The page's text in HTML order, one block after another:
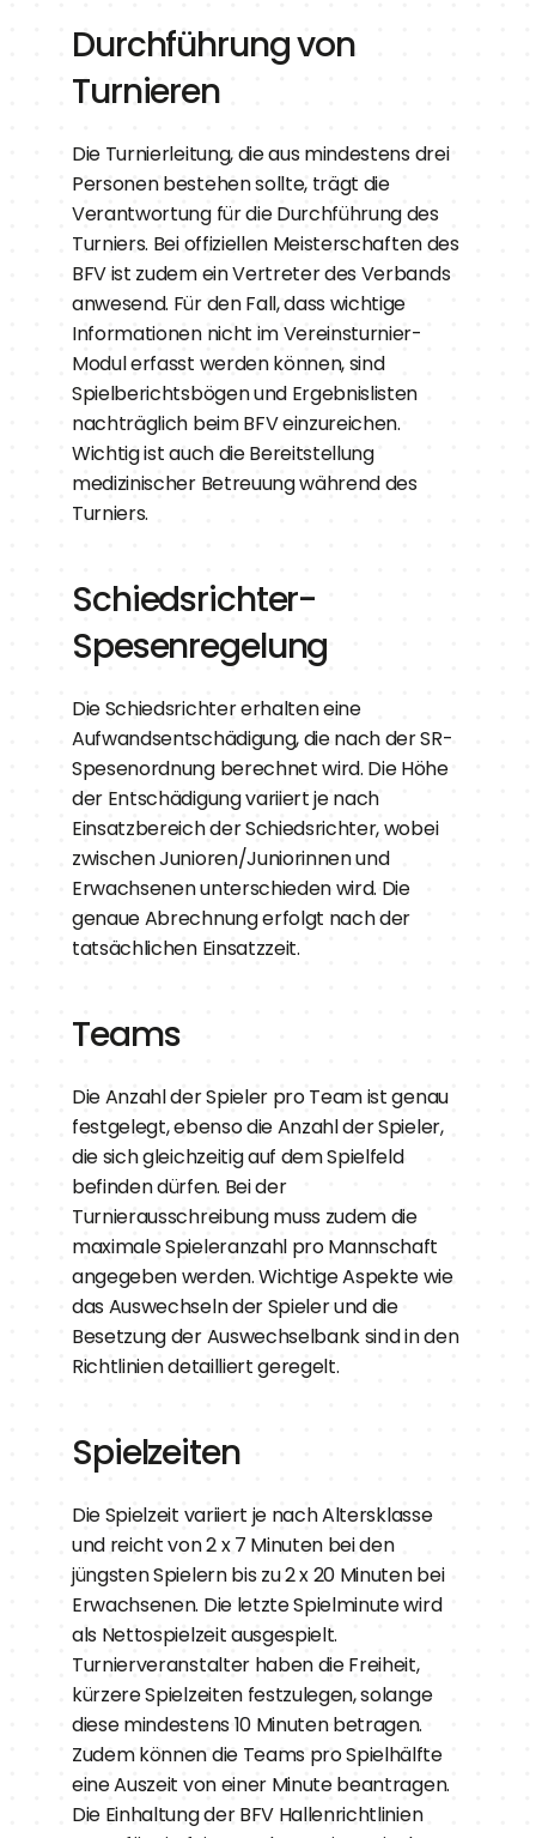
Durchführung von
Turnieren
Die Turnierleitung, die aus mindestens drei
Personen bestehen sollte, trägt die
Verantwortung für die Durchführung des
Turniers. Bei offiziellen Meisterschaften des
BFV ist zudem ein Vertreter des Verbands
anwesend. Für den Fall, dass wichtige
Informationen nicht im Vereinsturnier-
Modul erfasst werden können, sind
Spielberichtsbögen und Ergebnislisten
nachträglich beim BFV einzureichen.
Wichtig ist auch die Bereitstellung
medizinischer Betreuung während des
Turniers.
Schiedsrichter-
Spesenregelung
Die Schiedsrichter erhalten eine
Aufwandsentschädigung, die nach der SR-
Spesenordnung berechnet wird. Die Höhe
der Entschädigung variiert je nach
Einsatzbereich der Schiedsrichter, wobei
zwischen Junioren/Juniorinnen und
Erwachsenen unterschieden wird. Die
genaue Abrechnung erfolgt nach der
tatsächlichen Einsatzzeit.
Teams
Die Anzahl der Spieler pro Team ist genau
festgelegt, ebenso die Anzahl der Spieler,
die sich gleichzeitig auf dem Spielfeld
befinden dürfen. Bei der
Turnierausschreibung muss zudem die
maximale Spieleranzahl pro Mannschaft
angegeben werden. Wichtige Aspekte wie
das Auswechseln der Spieler und die
Besetzung der Auswechselbank sind in den
Richtlinien detailliert geregelt.
Spielzeiten
Die Spielzeit variiert je nach Altersklasse
und reicht von 2 x 7 Minuten bei den
jüngsten Spielern bis zu 2 x 20 Minuten bei
Erwachsenen. Die letzte Spielminute wird
als Nettospielzeit ausgespielt.
Turnierveranstalter haben die Freiheit,
kürzere Spielzeiten festzulegen, solange
diese mindestens 10 Minuten betragen.
Zudem können die Teams pro Spielhälfte
eine Auszeit von einer Minute beantragen.
Die Einhaltung der BFV Hallenrichtlinien